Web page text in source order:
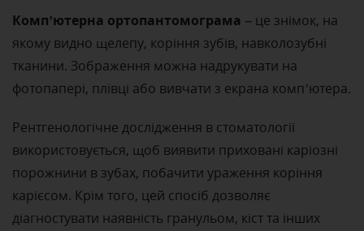
Комп’ютерна ортопантомограма – це знімок, на
якому видно щелепу, коріння зубів, навколозубні
тканини. Зображення можна надрукувати на
фотопапері, плівці або вивчати з екрана комп’ютера.
Рентгенологічне дослідження в стоматології
використовується, щоб виявити приховані каріозні
порожнини в зубах, побачити ураження коріння
карієсом. Крім того, цей спосіб дозволяє
діагностувати наявність гранульом, кіст та інших